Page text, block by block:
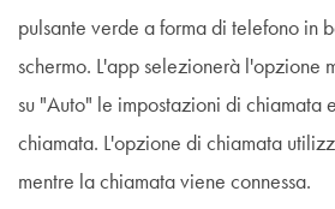
pulsante verde a forma di telefono in
schermo. L'app selezionerà l'opzione
su "Auto" le impostazioni di chiamata
chiamata. L'opzione di chiamata
mentre la chiamata viene connessa.